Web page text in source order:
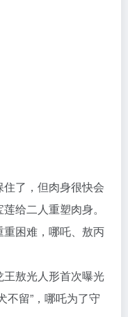
了，但肉身很快会
给二人重塑肉身。
困难，哪吒、敖丙
敖光人形首次曝光
不留”，哪吒为了守